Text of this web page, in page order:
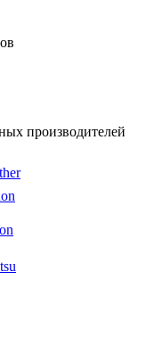
производителей